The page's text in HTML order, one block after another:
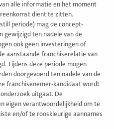
alle informatie en het moment
dient te zitten.
periode) mag de concept-
gewijzigd ten nadele van de
ook geen investeringen of
aanstaande franchiserelatie van
Tijdens deze periode mogen
doorgevoerd ten nadele van de
franchisenemer-kandidaat wordt
uitgaat. De
eigen verantwoordelijkheid om te
en/of te rooskleurige aannames